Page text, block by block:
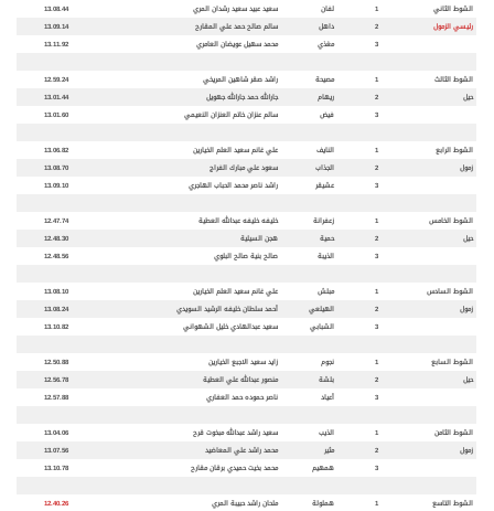
الشوط الثاني 1 لفان سعيد عبيد سعيد رشدان المري
13.08.44
رئيسي الزمول
2 داهل سالم صالح حمد علي المقارح
13.09.14
3
مغذي محمد سهيل عويضان العامري 13.11.92
الشوط الثالث 1 مصيحة راشد صقر شاهين المريخي
12.59.24
حيل
2 ريهام جارالله حمد جارالله جهويل
13.01.44
3
فيض سالم عنزان خاتم العنزان النعيمي 13.01.60
الشوط الرابع 1 النايف علي غانم سعيد العلم الخيارين
13.06.82
زمول
2 الجذاب سعود علي مبارك الفراج
13.08.70
3
عشيقر راشد ناصر محمد الحباب الهاجري 13.09.10
الشوط الخامس 1 زعفرانة خليفه خليفه عبدالله العطية
12.47.74
حيل
2 حمية هجن السيلية
12.48.30
3
الذيبة صالح بنية صالح البلوي 12.48.56
الشوط السادس 1 مبلش علي غانم سعيد العلم الخيارين
13.08.10
زمول
2 الهيلعي أحمد سلطان خليفه الرشيد السويدي
13.08.24
3
الشبابي سعيد عبدالهادي خليل الشهواني 13.10.82
الشوط السابع 1 نجوم زايد سعيد الاجبع الخيارين
12.50.88
حيل
2 بلشة منصور عبدالله علي العطية
12.56.78
3
أعياد ناصر حموده حمد العفاري 12.57.88
الشوط الثامن 1 الذيب سعيد راشد عبدالله مبخوت قرح
13.04.06
زمول
2 مثير محمد راشد علي المعاضيد
13.07.56
3
همهيم محمد بخيت حميدي برقان مقارح 13.10.78
الشوط التاسع 1 هملولة ملحان راشد حبيبة المري
12.40.26